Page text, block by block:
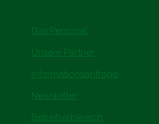
Das Personal
Unsere Partner
Informationsanfrage
Newsletter
Betreiberbereich